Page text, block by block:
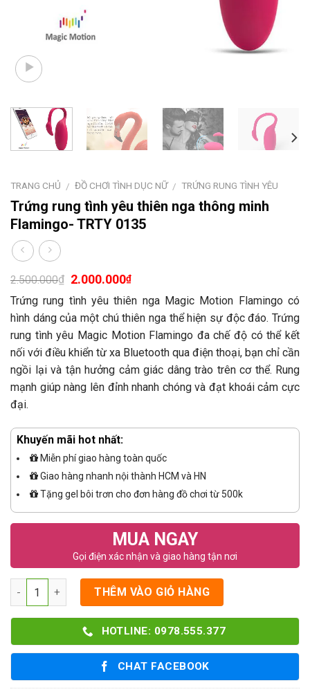
TRANG CHỦ / ĐỒ CHƠI TÌNH DỤC NỮ / TRỨNG RUNG TÌNH YÊU
Trứng rung tình yêu thiên nga thông minh
Flamingo- TRTY 0135
2.500.000₫ 2.000.000₫
Trứng rung tình yêu thiên nga Magic Motion Flamingo có
hình dáng của một chú thiên nga thể hiện sự độc đáo. Trứng
rung tình yêu Magic Motion Flamingo đa chế độ có thể kết
nối với điều khiển từ xa Bluetooth qua điện thoại, bạn chỉ cần
ngồi lại và tận hưởng cảm giác dâng trào trên cơ thể. Rung
mạnh giúp nàng lên đỉnh nhanh chóng và đạt khoái cảm cực
đại.
Khuyến mãi hot nhất:
Miễn phí giao hàng toàn quốc
Giao hàng nhanh nội thành HCM và HN
Tặng gel bôi trơn cho đơn hàng đồ chơi từ 500k
MUA NGAY
Gọi điện xác nhận và giao hàng tận nơi
Số lượng THÊM VÀO GIỎ HÀNG
HOTLINE: 0978.555.377
CHAT FACEBOOK